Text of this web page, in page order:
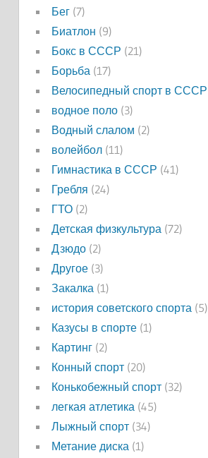
Бег(7)
Биатлон (9)
Бокс в СССР (21)
Борьба(17)
Велосипедный спорт в СССР
водное поло(3)
Водный слалом (2)
волейбол(11)
Гимнастика в СССР (41)
Гребля (24)
ГТО(2)
Детская физкультура(72)
Дзюдо(2)
Другое(3)
Закалка(1)
история советского спорта(5)
Казусы в спорте(1)
Картинг(2)
Конный спорт(20)
Конькобежный спорт(32)
легкая атлетика(45)
Лыжный спорт(34)
Метание диска(1)